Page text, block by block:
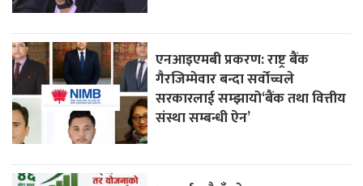
एनआइएमबी प्रकरण: राष्ट्र बैंक
गैरजिम्मेवार बन्दा सर्वोच्चले
सरकारलाई सम्झायो‘बैंक तथा वित्तीय
संस्था सम्बन्धी ऐन’